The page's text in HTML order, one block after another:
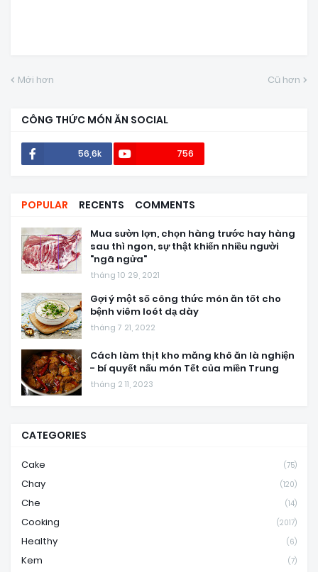
Mới hơn Cũ hơn
CÔNG THỨC MÓN ĂN SOCIAL
56,6k 756
POPULAR RECENTS COMMENTS
Mua sườn lợn, chọn hàng trước hay hàng
sau thì ngon, sự thật khiến nhiều người
"ngã ngửa"
tháng 10 29, 2021
Gợi ý một số công thức món ăn tốt cho
bệnh viêm loét dạ dày
tháng 7 21, 2022
Cách làm thịt kho măng khô ăn là nghiện
- bí quyết nấu món Tết của miền Trung
tháng 2 11, 2023
CATEGORIES
Cake (75)
Chay (120)
Che (14)
Cooking (2017)
Healthy (6)
Kem (7)